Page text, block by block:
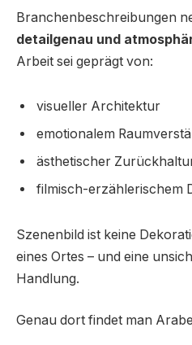
Branchenbeschreibungen
detailgenau und
Arbeit sei geprägt von:
visueller Architektur
emotionalem
ästhetischer
filmisch-erzählerischem
Szenenbild ist keine
eines Ortes – und eine
Handlung.
Genau dort findet man